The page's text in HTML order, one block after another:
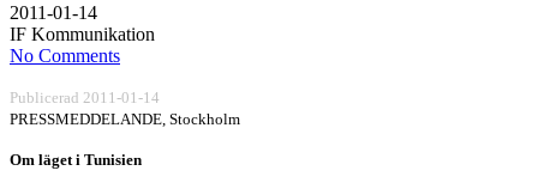
2011-01-14
IF Kommunikation
No Comments
Publicerad 2011-01-14
PRESSMEDDELANDE, Stockholm
Om läget i Tunisien